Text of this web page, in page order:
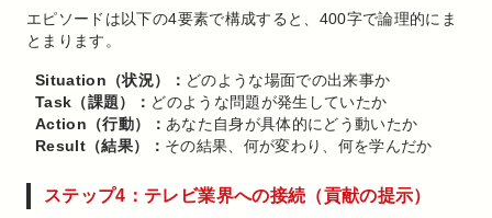
エピソードは以下の4要素で構成すると、400字で論理的にま
とまります。
Situation（状況）： どのような場面での出来事か
Task（課題）： どのような問題が発生していたか
Action（行動）： あなた自身が具体的にどう動いたか
Result（結果）： その結果、何が変わり、何を学んだか
ステップ4：テレビ業界への接続（貢献の提示）